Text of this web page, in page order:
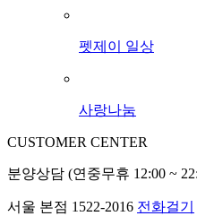
펫제이 일상
사랑나눔
CUSTOMER CENTER
분양상담 (연중무휴 12:00 ~
서울 본점 1522-2016 전화걸기